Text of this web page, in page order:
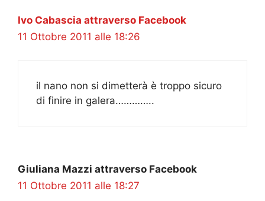
Ivo Cabascia attraverso Facebook
11 Ottobre 2011 alle 18:26
il nano non si dimetterà è troppo sicuro
di finire in galera…………..
Giuliana Mazzi attraverso Facebook
11 Ottobre 2011 alle 18:27